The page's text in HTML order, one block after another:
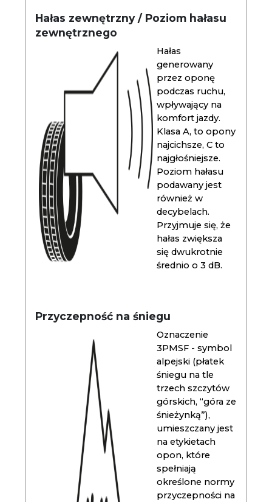
Hałas zewnętrzny / Poziom hałasu
zewnętrznego
Hałas
generowany
przez oponę
podczas ruchu,
wpływający na
komfort jazdy.
Klasa A, to opony
najcichsze, C to
najgłośniejsze.
Poziom hałasu
podawany jest
również w
decybelach.
Przyjmuje się, że
hałas zwiększa
się dwukrotnie
średnio o 3 dB.
Przyczepność na śniegu
Oznaczenie
3PMSF - symbol
alpejski (płatek
śniegu na tle
trzech szczytów
górskich, “góra ze
śnieżynką”),
umieszczany jest
na etykietach
opon, które
spełniają
określone normy
przyczepności na